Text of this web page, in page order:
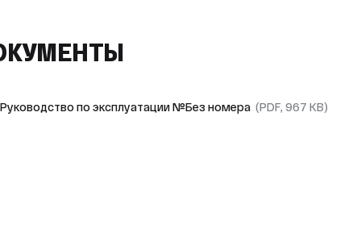
Руководство по эксплуатации №Без номера (PDF, 967 KB)